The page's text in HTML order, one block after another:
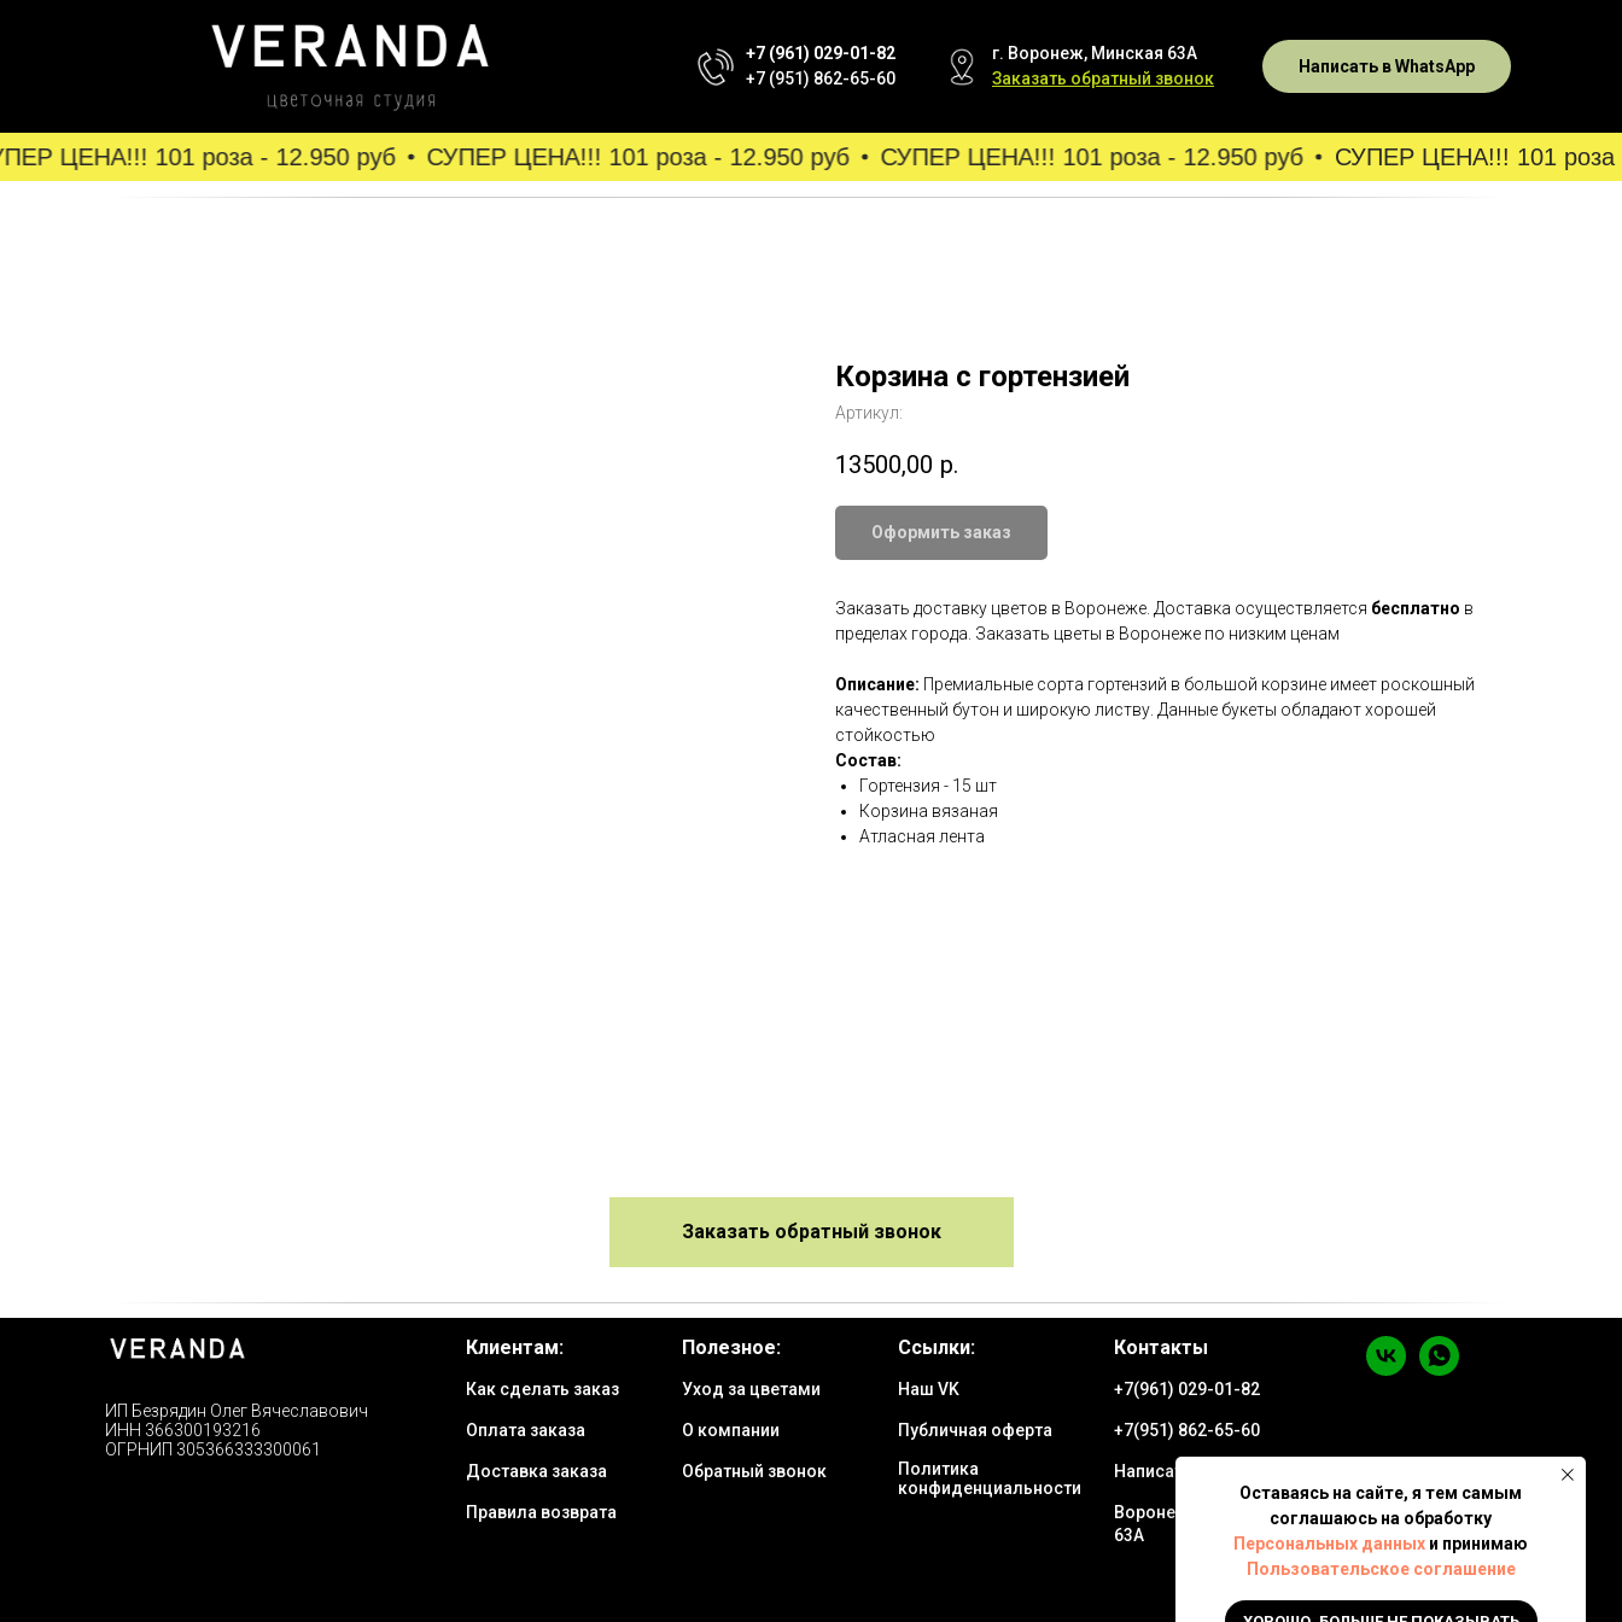
+7 (961) 029-01-82
+7 (951) 862-65-60
г. Воронеж, Минская 63А
Заказать обратный звонок
Написать в WhatsApp
ЦЕНА!!! 101 роза - 12.950 руб СУПЕР ЦЕНА!!! 101 роза - 12.950 руб СУПЕР ЦЕНА!!! 101 роза - 12.950 руб СУПЕР ЦЕНА!!! 101 роза -
Корзина с гортензией
Артикул:
13500,00 р.
Оформить заказ
Заказать доставку цветов в Воронеже. Доставка осуществляется бесплатно в
пределах города. Заказать цветы в Воронеже по низким ценам
Описание: Премиальные сорта гортензий в большой корзине имеет роскошный
качественный бутон и широкую листву. Данные букеты обладают хорошей
стойкостью
Состав:
Гортензия - 15 шт
Корзина вязаная
Атласная лента
Заказать обратный звонок
ИП Безрядин Олег Вячеславович
ИНН 366300193216
ОГРНИП 305366333300061
Клиентам:
Как сделать заказ
Оплата заказа
Доставка заказа
Правила возврата
Полезное:
Уход за цветами
О компании
Обратный звонок
Ссылки:
Наш VK
Публичная оферта
Политика
конфиденциальности
Контакты
+7(961) 029-01-82
+7(951) 862-65-60
Написать в WhatsApp
Воронеж ул. Минская
63А
Оставаясь на сайте, я тем самым
соглашаюсь на обработку
Персональных данных и принимаю
Пользовательское соглашение